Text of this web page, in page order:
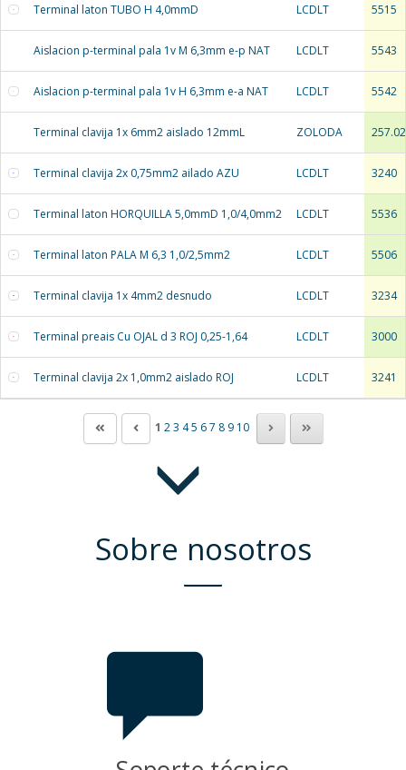
Terminal laton TUBO H 4,0mmD LCDLT 5515
Aislacion p-terminal pala 1v M 6,3mm e-p NAT LCDLT 5543
Aislacion p-terminal pala 1v H 6,3mm e-a NAT LCDLT 5542
Terminal clavija 1x 6mm2 aislado 12mmL ZOLODA
Terminal clavija 2x 0,75mm2 ailado AZU LCDLT 3240
Terminal laton HORQUILLA 5,0mmD 1,0/4,0mm2 LCDLT 5536
Terminal laton PALA M 6,3 1,0/2,5mm2 LCDLT 5506
Terminal clavija 1x 4mm2 desnudo LCDLT 3234
Terminal preais Cu OJAL d 3 ROJ 0,25-1,64 LCDLT 3000
Terminal clavija 2x 1,0mm2 aislado ROJ LCDLT 3241
1 2 3 4 5 6 7 8 9 10
Sobre nosotros